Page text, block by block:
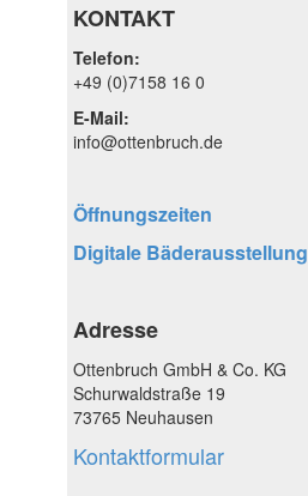
KONTAKT
Telefon:
+49 (0)7158 16 0
E-Mail:
info@ottenbruch.de
Öffnungszeiten
Digitale Bäderausstellung
Adresse
Ottenbruch GmbH & Co. KG
Schurwaldstraße 19
73765 Neuhausen
Kontaktformular